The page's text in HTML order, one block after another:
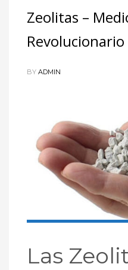
Zeolitas –
Revolucionario
BY ADMIN
Las